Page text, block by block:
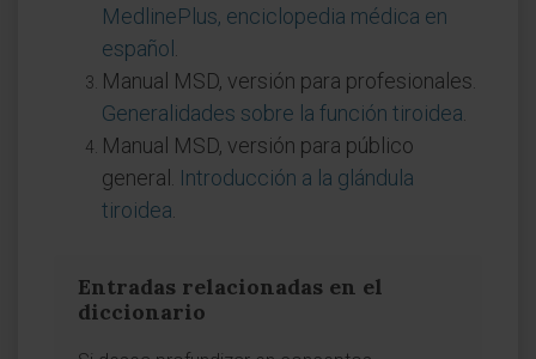
MedlinePlus, enciclopedia médica en
español
Manual MSD, versión para profesionales.
Generalidades sobre la función tiroidea
Manual MSD, versión para público
general. Introducción a la glándula
tiroidea
Entradas relacionadas en el
diccionario